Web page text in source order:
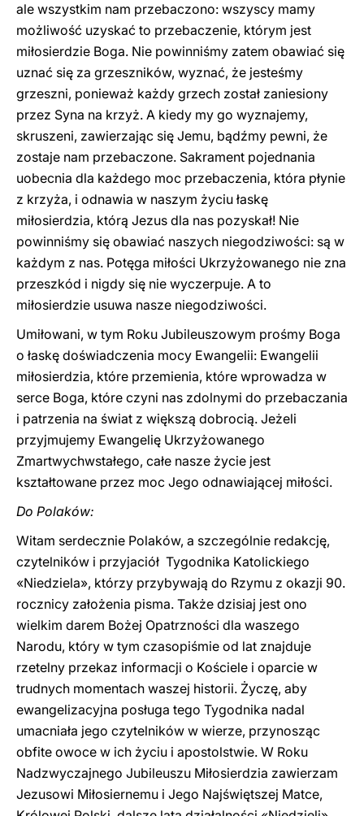
ale wszystkim nam przebaczono: wszyscy mamy
możliwość uzyskać to przebaczenie, którym jest
miłosierdzie Boga. Nie powinniśmy zatem obawiać się
uznać się za grzeszników, wyznać, że jesteśmy
grzeszni, ponieważ każdy grzech został zaniesiony
przez Syna na krzyż. A kiedy my go wyznajemy,
skruszeni, zawierzając się Jemu, bądźmy pewni, że
zostaje nam przebaczone. Sakrament pojednania
uobecnia dla każdego moc przebaczenia, która płynie
z krzyża, i odnawia w naszym życiu łaskę
miłosierdzia, którą Jezus dla nas pozyskał! Nie
powinniśmy się obawiać naszych niegodziwości: są w
każdym z nas. Potęga miłości Ukrzyżowanego nie zna
przeszkód i nigdy się nie wyczerpuje. A to
miłosierdzie usuwa nasze niegodziwości.
Umiłowani, w tym Roku Jubileuszowym prośmy Boga
o łaskę doświadczenia mocy Ewangelii: Ewangelii
miłosierdzia, które przemienia, które wprowadza w
serce Boga, które czyni nas zdolnymi do przebaczania
i patrzenia na świat z większą dobrocią. Jeżeli
przyjmujemy Ewangelię Ukrzyżowanego
Zmartwychwstałego, całe nasze życie jest
kształtowane przez moc Jego odnawiającej miłości.
Do Polaków:
Witam serdecznie Polaków, a szczególnie redakcję,
czytelników i przyjaciół Tygodnika Katolickiego
«Niedziela», którzy przybywają do Rzymu z okazji 90.
rocznicy założenia pisma. Także dzisiaj jest ono
wielkim darem Bożej Opatrzności dla waszego
Narodu, który w tym czasopiśmie od lat znajduje
rzetelny przekaz informacji o Kościele i oparcie w
trudnych momentach waszej historii. Życzę, aby
ewangelizacyjna posługa tego Tygodnika nadal
umacniała jego czytelników w wierze, przynosząc
obfite owoce w ich życiu i apostolstwie. W Roku
Nadzwyczajnego Jubileuszu Miłosierdzia zawierzam
Jezusowi Miłosiernemu i Jego Najświętszej Matce,